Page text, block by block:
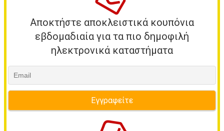
Αποκτήστε αποκλειστικά κουπόνια
εβδομαδιαία για τα πιο δημοφιλή
ηλεκτρονικά καταστήματα